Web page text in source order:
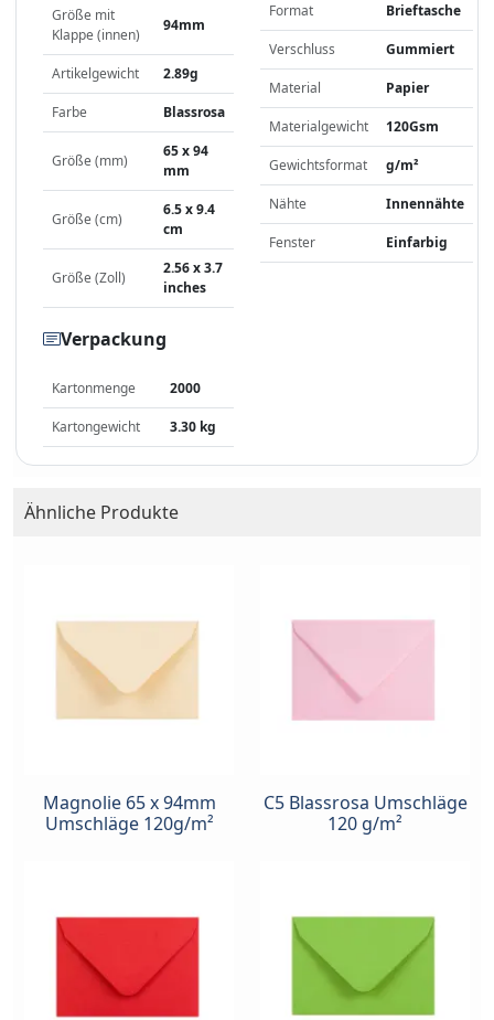
Größe mit
Klappe (innen)
94mm
Artikelgewicht 2.89g
Farbe Blassrosa
Größe (mm)
65 x 94
mm
Größe (cm)
6.5 x 9.4
cm
Größe (Zoll)
2.56 x 3.7
inches
Format Brieftasche
Verschluss Gummiert
Material Papier
Materialgewicht 120Gsm
Gewichtsformat g/m²
Nähte Innennähte
Fenster Einfarbig
Verpackung
Kartonmenge 2000
Kartongewicht 3.30 kg
Ähnliche Produkte
Magnolie 65 x 94mm
Umschläge 120g/m²
C5 Blassrosa Umschläge
120 g/m²